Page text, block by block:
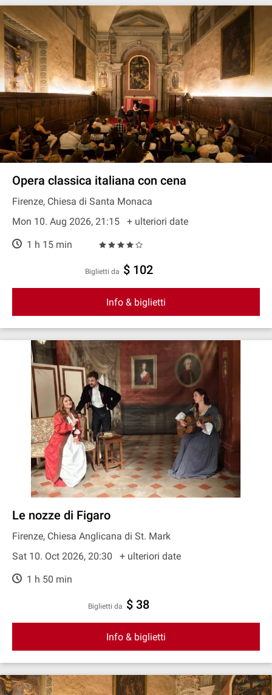
Opera classica italiana con cena
Firenze, Chiesa di Santa Monaca
Mon 10. Aug 2026, 21:15
+ ulteriori date
1 h 15 min
Biglietti da $ 102
Info & biglietti
Le nozze di Figaro
Firenze, Chiesa Anglicana di St. Mark
Sat 10. Oct 2026, 20:30
+ ulteriori date
1 h 50 min
Biglietti da $ 38
Info & biglietti